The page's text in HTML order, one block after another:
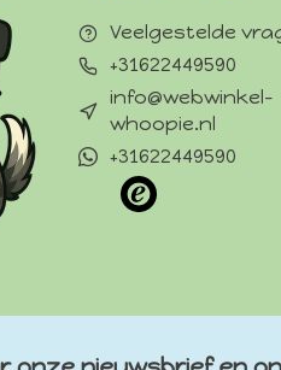
Veelgestelde
+31622449590
info@webwinkel-
whoopie.nl
+31622449590